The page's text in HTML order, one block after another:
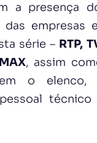
a presença
das empresas
série – RTP,
, assim
o elenco,